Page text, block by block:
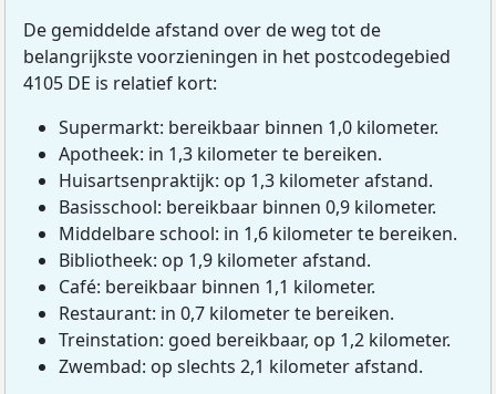
De gemiddelde afstand over de weg tot de
belangrijkste voorzieningen in het postcodegebied
4105 DE is relatief kort:
Supermarkt: bereikbaar binnen 1,0 kilometer.
Apotheek: in 1,3 kilometer te bereiken.
Huisartsenpraktijk: op 1,3 kilometer afstand.
Basisschool: bereikbaar binnen 0,9 kilometer.
Middelbare school: in 1,6 kilometer te bereiken.
Bibliotheek: op 1,9 kilometer afstand.
Café: bereikbaar binnen 1,1 kilometer.
Restaurant: in 0,7 kilometer te bereiken.
Treinstation: goed bereikbaar, op 1,2 kilometer.
Zwembad: op slechts 2,1 kilometer afstand.